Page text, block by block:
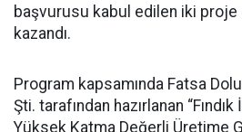
başvurusu kabul edilen iki
kazandı.
Program kapsamında Fatsa
Şti. tarafından hazırlanan
Yüksek Katma Değerli Üretime